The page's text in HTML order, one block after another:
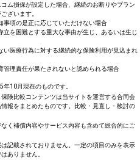
ム損保が設定した場合、継続のお断りやプラン
ざいます。
項の是正に応じていただけない場合
を困難とする重大な事由が生じ、あるいは生じ
医療行為に対する継続的な保険利用が見込まれ
理責任が果たされないと認められる場合
10月現在のものです。
険比較コンテンツは当サイトを運営する合同会
報をまとめたものです。比較・見直し・検討の
く補償内容やサービス内容も含めて総合的にご
記載されておりません。一定の項目のみを表示
ありません。